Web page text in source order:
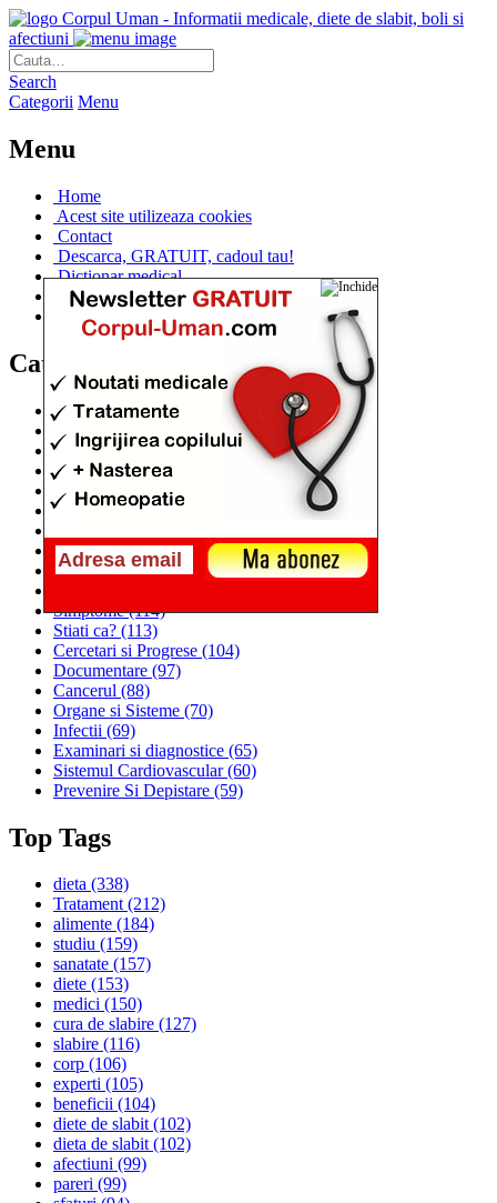
Corpul Uman - Informatii medicale, diete de slabit, boli si
afectiuni
Search
Categorii Menu
Menu
Home
Acest site utilizeaza cookies
Contact
Descarca, GRATUIT, cadoul tau!
Dictionar medical
Dr. Cristina IANUC
Linkuri utile
Categorii
Diete si cure de slabire
(706)
Afectiuni si Boli
(401)
Corpul de la A la Z(315)
Medicina Naturista
Anatomie
(295)
Alimentatia(259)
Sanatatea si Preventia(170)
Interventii si Tratamente(167)
Simptome(114)
Stiati ca? (113)
Cercetari si Progrese (104)
Documentare (97)
Cancerul (88)
Organe si Sisteme (70)
Infectii (69)
Examinari si diagnostice (65)
Sistemul Cardiovascular(60)
Prevenire Si Depistare (59)
Top Tags
dieta (338)
Tratament(212)
alimente (184)
studiu (159)
sanatate (157)
diete (153)
medici (150)
cura de slabire (127)
slabire (116)
corp (106)
experti (105)
beneficii (104)
diete de slabit(102)
dieta de slabit(102)
afectiuni (99)
pareri (99)